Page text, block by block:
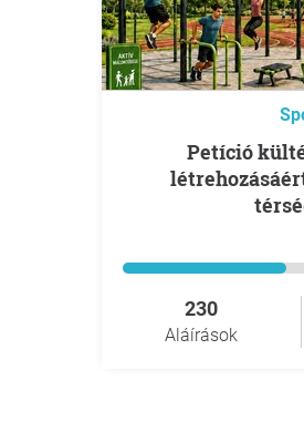
Petíció kültéri edzőpark
230
Aláírások